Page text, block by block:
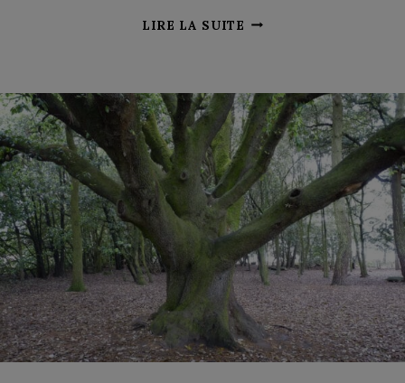
LIRE LA SUITE NARGES
JE
CONTINUERAI
À
ME
BATTRE
»